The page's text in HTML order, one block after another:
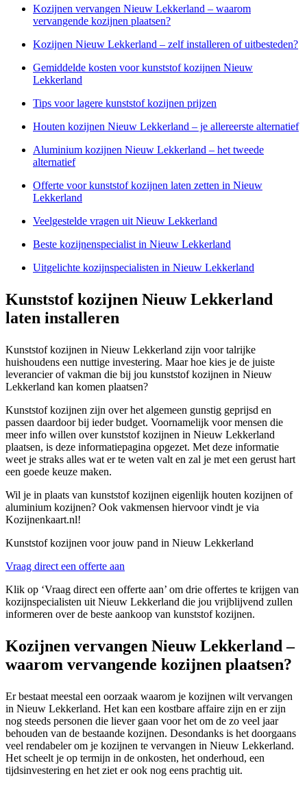
Kozijnen vervangen Nieuw Lekkerland – waarom
vervangende kozijnen plaatsen?
Kozijnen Nieuw Lekkerland – zelf installeren of uitbesteden?
Gemiddelde kosten voor kunststof kozijnen Nieuw
Lekkerland
Tips voor lagere kunststof kozijnen prijzen
Houten kozijnen Nieuw Lekkerland – je allereerste alternatief
Aluminium kozijnen Nieuw Lekkerland – het tweede
alternatief
Offerte voor kunststof kozijnen laten zetten in Nieuw
Lekkerland
Veelgestelde vragen uit Nieuw Lekkerland
Beste kozijnenspecialist in Nieuw Lekkerland
Uitgelichte kozijnspecialisten in Nieuw Lekkerland
Kunststof kozijnen Nieuw Lekkerland
laten installeren
Kunststof kozijnen in Nieuw Lekkerland zijn voor talrijke
huishoudens een nuttige investering. Maar hoe kies je de juiste
leverancier of vakman die bij jou kunststof kozijnen in Nieuw
Lekkerland kan komen plaatsen?
Kunststof kozijnen zijn over het algemeen gunstig geprijsd en
passen daardoor bij ieder budget. Voornamelijk voor mensen die
meer info willen over kunststof kozijnen in Nieuw Lekkerland
plaatsen, is deze informatiepagina opgezet. Met deze informatie
weet je straks alles wat er te weten valt en zal je met een gerust hart
een goede keuze maken.
Wil je in plaats van kunststof kozijnen eigenlijk houten kozijnen of
aluminium kozijnen? Ook vakmensen hiervoor vindt je via
Kozijnenkaart.nl!
Kunststof kozijnen voor jouw pand in Nieuw Lekkerland
Vraag direct een offerte aan
Klik op ‘Vraag direct een offerte aan’ om drie offertes te krijgen van
kozijnspecialisten uit Nieuw Lekkerland die jou vrijblijvend zullen
informeren over de beste aankoop van kunststof kozijnen.
Kozijnen vervangen Nieuw Lekkerland –
waarom vervangende kozijnen plaatsen?
Er bestaat meestal een oorzaak waarom je kozijnen wilt vervangen
in Nieuw Lekkerland. Het kan een kostbare affaire zijn en er zijn
nog steeds personen die liever gaan voor het om de zo veel jaar
behouden van de bestaande kozijnen. Desondanks is het doorgaans
veel rendabeler om je kozijnen te vervangen in Nieuw Lekkerland.
Het scheelt je op termijn in de onkosten, het onderhoud, een
tijdsinvestering en het ziet er ook nog eens prachtig uit.